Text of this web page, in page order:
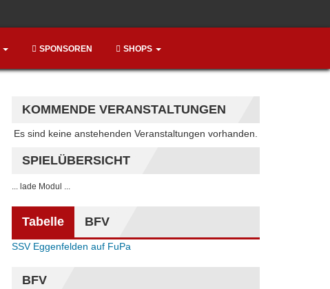
SPONSOREN SHOPS
KOMMENDE VERANSTALTUNGEN
Hinweis
Es sind keine anstehenden Veranstaltungen vorhanden.
SPIELÜBERSICHT
... lade Modul ...
Tabelle BFV
SSV Eggenfelden auf FuPa
BFV